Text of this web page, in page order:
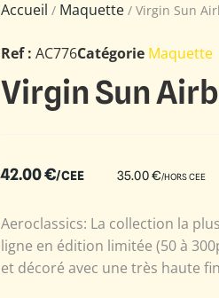
Accueil / Maquette / Virgin Sun
Ref : AC776Catégorie Maquette
Virgin Sun
42.00€/CEE 35.00€/HORS CEE
Aeroclassics: La collection la
ligne en édition limitée (50 à
et décoré avec une très haute